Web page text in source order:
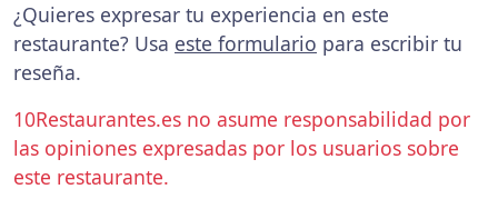
¿Quieres expresar tu experiencia en este
restaurante? Usa este formulario para escribir tu
reseña.
10Restaurantes.es no asume responsabilidad por
las opiniones expresadas por los usuarios sobre
este restaurante.